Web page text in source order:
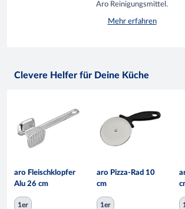
Aro Reinigungsmittel.
Mehr erfahren
Clevere Helfer für Deine Küche
aro Fleischklopfer
Alu 26 cm
1er
aro Pizza-Rad 10
cm
1er